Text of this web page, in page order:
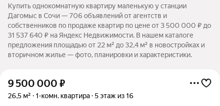
Купить однокомнатную квартиру маленькую у станции
Дагомыс в Сочи — 706 объявлений от агентств и
собственников по продаже квартир по цене от 3 500 000 ₽ до
31 537 640 ₽ на Яндекс Недвижимости. В нашем каталоге
предложения площадью от 22 м² до 32,4 м² в новостройках и
вторичном жилье — фото, планировки и характеристики.
9 500 000 ₽
26,5 м² 1-комн. квартира 5 этаж из 16